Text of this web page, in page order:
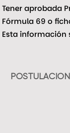
Tener aprobada
Fórmula 69 o
Esta